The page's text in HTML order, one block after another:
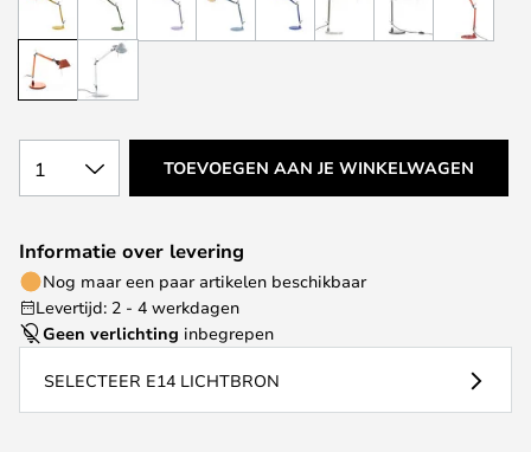
1 TOEVOEGEN AAN JE WINKELWAGEN
Informatie over levering
Nog maar een paar artikelen beschikbaar
Levertijd: 2 - 4 werkdagen
Geen verlichting inbegrepen
SELECTEER E14 LICHTBRON